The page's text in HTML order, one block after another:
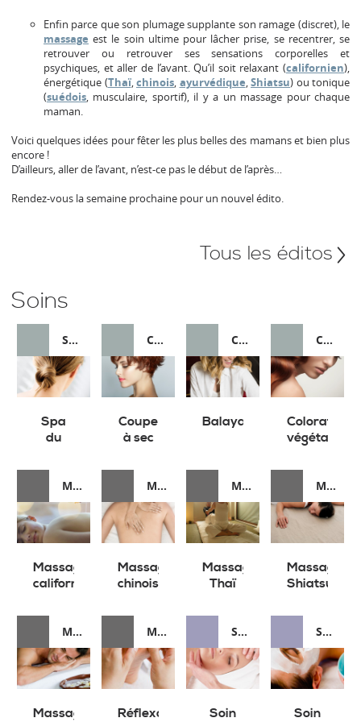
Enfin parce que son plumage supplante son ramage (discret), le
massage est le soin ultime pour lâcher prise, se recentrer, se
retrouver ou retrouver ses sensations corporelles et
psychiques, et aller de l’avant. Qu’il soit relaxant (californien),
énergétique (Thaï,chinois, ayurvédique,Shiatsu) ou tonique
(suédois, musculaire, sportif), il y a un massage pour chaque
maman.
Voici quelques idées pour fêter les plus belles des mamans et bien plus
encore !
D’ailleurs, aller de l’avant, n’est-ce pas le début de l’après…
Rendez-vous la semaine prochaine pour un nouvel édito.
Tous les éditos
Soins
SOIN CAPILLAIRE
Spa
du
COIFFURE
Coupe
à sec
COLORATION, LISSAGE
Balayage
COLORATION, LISSAGE
Coloration
végétale
MASSAGE
Massage
californien
MASSAGE
Massage
chinois
MASSAGE
Massage
Thaï
MASSAGE
Massage
Shiatsu
MASSAGE
Massage
MASSAGE
Réflexologie
SOIN DU VISAGE
Soin
SOIN DU VISAGE
Soin